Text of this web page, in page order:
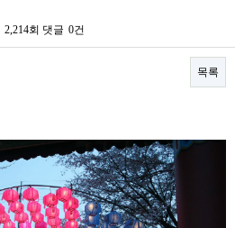
2,214회 댓글 0건
목록